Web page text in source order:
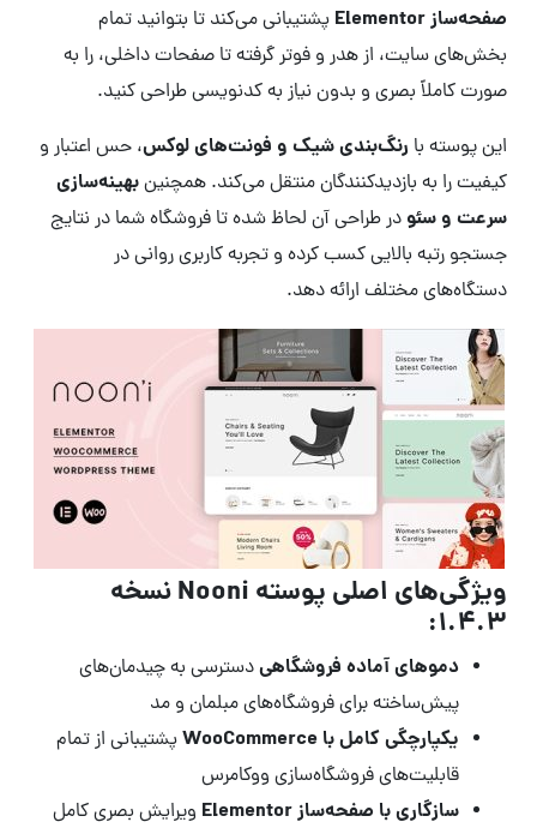
صفحه‌ساز Elementor
پشتیبانی می‌کند تا بتوانید تمام
بخش‌های سایت، از هدر و فوتر گرفته تا صفحات داخلی، را به
صورت کاملاً بصری و بدون نیاز به کدنویسی طراحی کنید.
این پوسته با رنگ‌بندی شیک و فونت‌های لوکس، حس اعتبار و
کیفیت را به بازدیدکنندگان منتقل می‌کند. همچنینبهینه‌سازی
سرعت و سئو در طراحی آن لحاظ شده تا فروشگاه شما در نتایج
جستجو رتبه بالایی کسب کرده و تجربه کاربری روانی در
دستگاه‌های مختلف ارائه دهد.
ویژگی‌های اصلی پوسته Nooni نسخه
1.4.3:
دموهای آماده فروشگاهیدسترسی به چیدمان‌های
پیش‌ساخته برای فروشگاه‌های مبلمان و مد
یکپارچگی کامل با WooCommerce
پشتیبانی از تمام
قابلیت‌های فروشگاه‌سازی ووکامرس
سازگاری با صفحه‌ساز Elementor
ویرایش بصری کامل